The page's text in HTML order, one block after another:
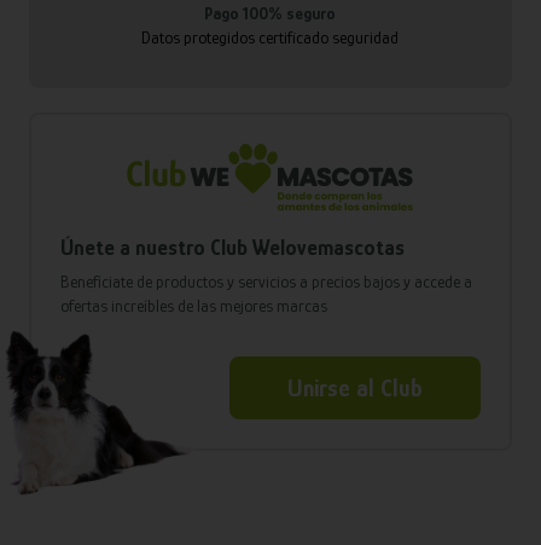
Pago 100% seguro
Datos protegidos certificado seguridad
Únete a nuestro Club Welovemascotas
Benefíciate de productos y servicios a precios bajos y accede a
ofertas increíbles de las mejores marcas
Unirse al Club